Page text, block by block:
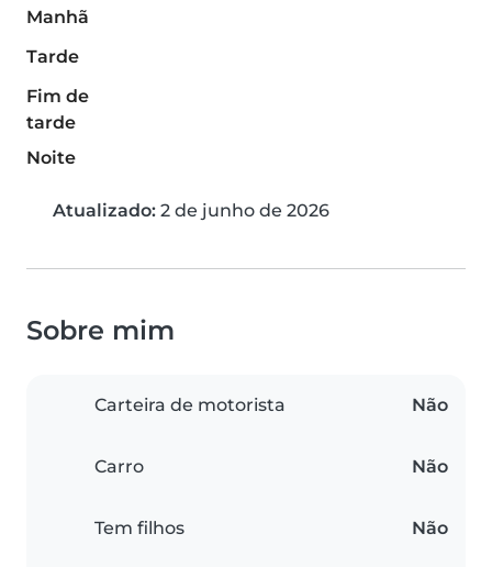
Manhã
Tarde
Fim de
tarde
Noite
Atualizado: 2 de junho de 2026
Sobre mim
Carteira de motorista Não
Carro Não
Tem filhos Não